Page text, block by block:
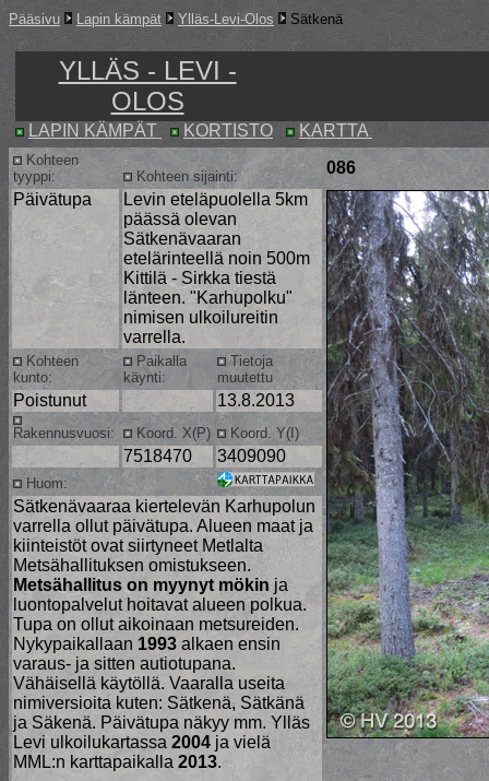
Pääsivu Lapin kämpät Ylläs-Levi-Olos Sätkenä
YLLÄS - LEVI -
OLOS
LAPIN KÄMPÄT KORTISTO KARTTA
Kohteen
tyyppi:
Kohteen sijainti:
086
Päivätupa
Levin eteläpuolella 5km
päässä olevan
Sätkenävaaran
etelärinteellä noin 500m
Kittilä - Sirkka tiestä
länteen. "Karhupolku"
nimisen ulkoilureitin
varrella.
Kohteen
kunto:
Paikalla
käynti:
Tietoja
muutettu
Poistunut 13.8.2013
Rakennusvuosi: Koord. X(P) Koord. Y(I)
7518470 3409090
Huom:
Sätkenävaaraa kiertelevän Karhupolun
varrella ollut päivätupa. Alueen maat ja
kiinteistöt ovat siirtyneet Metlalta
Metsähallituksen omistukseen.
Metsähallitus on myynyt mökin ja
luontopalvelut hoitavat alueen polkua.
Tupa on ollut aikoinaan metsureiden.
Nykypaikallaan 1993 alkaen ensin
varaus- ja sitten autiotupana.
Vähäisellä käytöllä. Vaaralla useita
nimiversioita kuten: Sätkenä, Sätkänä
ja Säkenä. Päivätupa näkyy mm. Ylläs
Levi ulkoilukartassa 2004 ja vielä
MML:n karttapaikalla 2013.